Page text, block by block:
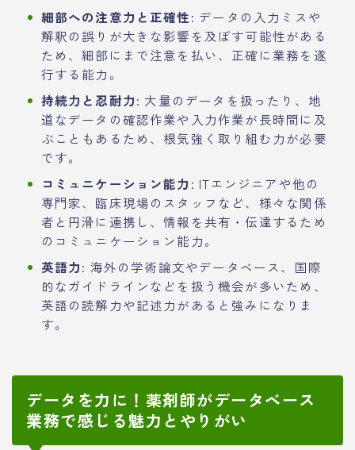
細部への注意力と正確性: データの入力ミスや
解釈の誤りが大きな影響を及ぼす可能性がある
ため、細部にまで注意を払い、正確に業務を遂
行する能力。
持続力と忍耐力: 大量のデータを扱ったり、地
道なデータの確認作業や入力作業が長時間に及
ぶこともあるため、根気強く取り組む力が必要
です。
コミュニケーション能力 : ITエンジニアや他の
専門家、臨床現場のスタッフなど、様々な関係
者と円滑に連携し、情報を共有・伝達するため
のコミュニケーション能力。
英語力: 海外の学術論文やデータベース、国際
的なガイドラインなどを扱う機会が多いため、
英語の読解力や記述力があると強みになりま
す。
データを力に！薬剤師がデータベース
業務で感じる魅力とやりがい